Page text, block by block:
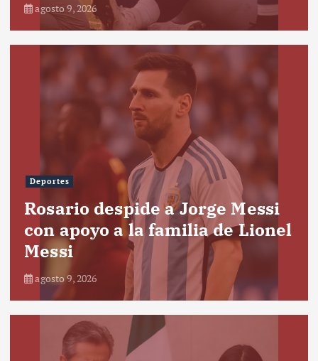
agosto 9, 2026
Deportes
Rosario despide a Jorge Messi
con apoyo a la familia de Lionel
Messi
agosto 9, 2026